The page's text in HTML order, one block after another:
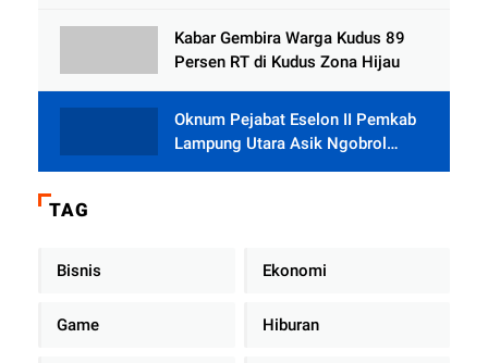
Rumah dari BAZNAS
Kabar Gembira Warga Kudus 89
Persen RT di Kudus Zona Hijau
Oknum Pejabat Eselon II Pemkab
Lampung Utara Asik Ngobrol
Dengan Teman Kencan Wanitanya
TAG
Bisnis Ekonomi
Game Hiburan